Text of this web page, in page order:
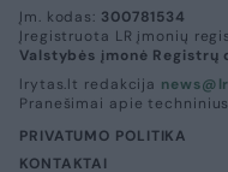
Įm. kodas: 300781534
Įregistruota LR įmonių
Valstybės įmonė Registrų
lrytas.lt redakcija
Pranešimai apie
PRIVATUMO POLITIKA
KONTAKTAI